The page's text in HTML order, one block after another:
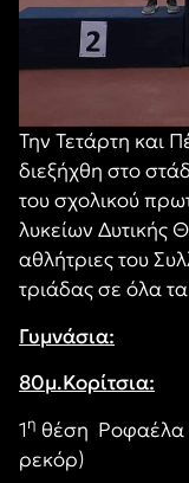
Την Τετάρτη και
διεξήχθη στο
του σχολικού
λυκείων Δυτικής
αθλήτριες του
τριάδας σε όλα
Γυμνάσια:
80μ.Κορίτσια:
1η θέση Ροφαέλα
ρεκόρ)